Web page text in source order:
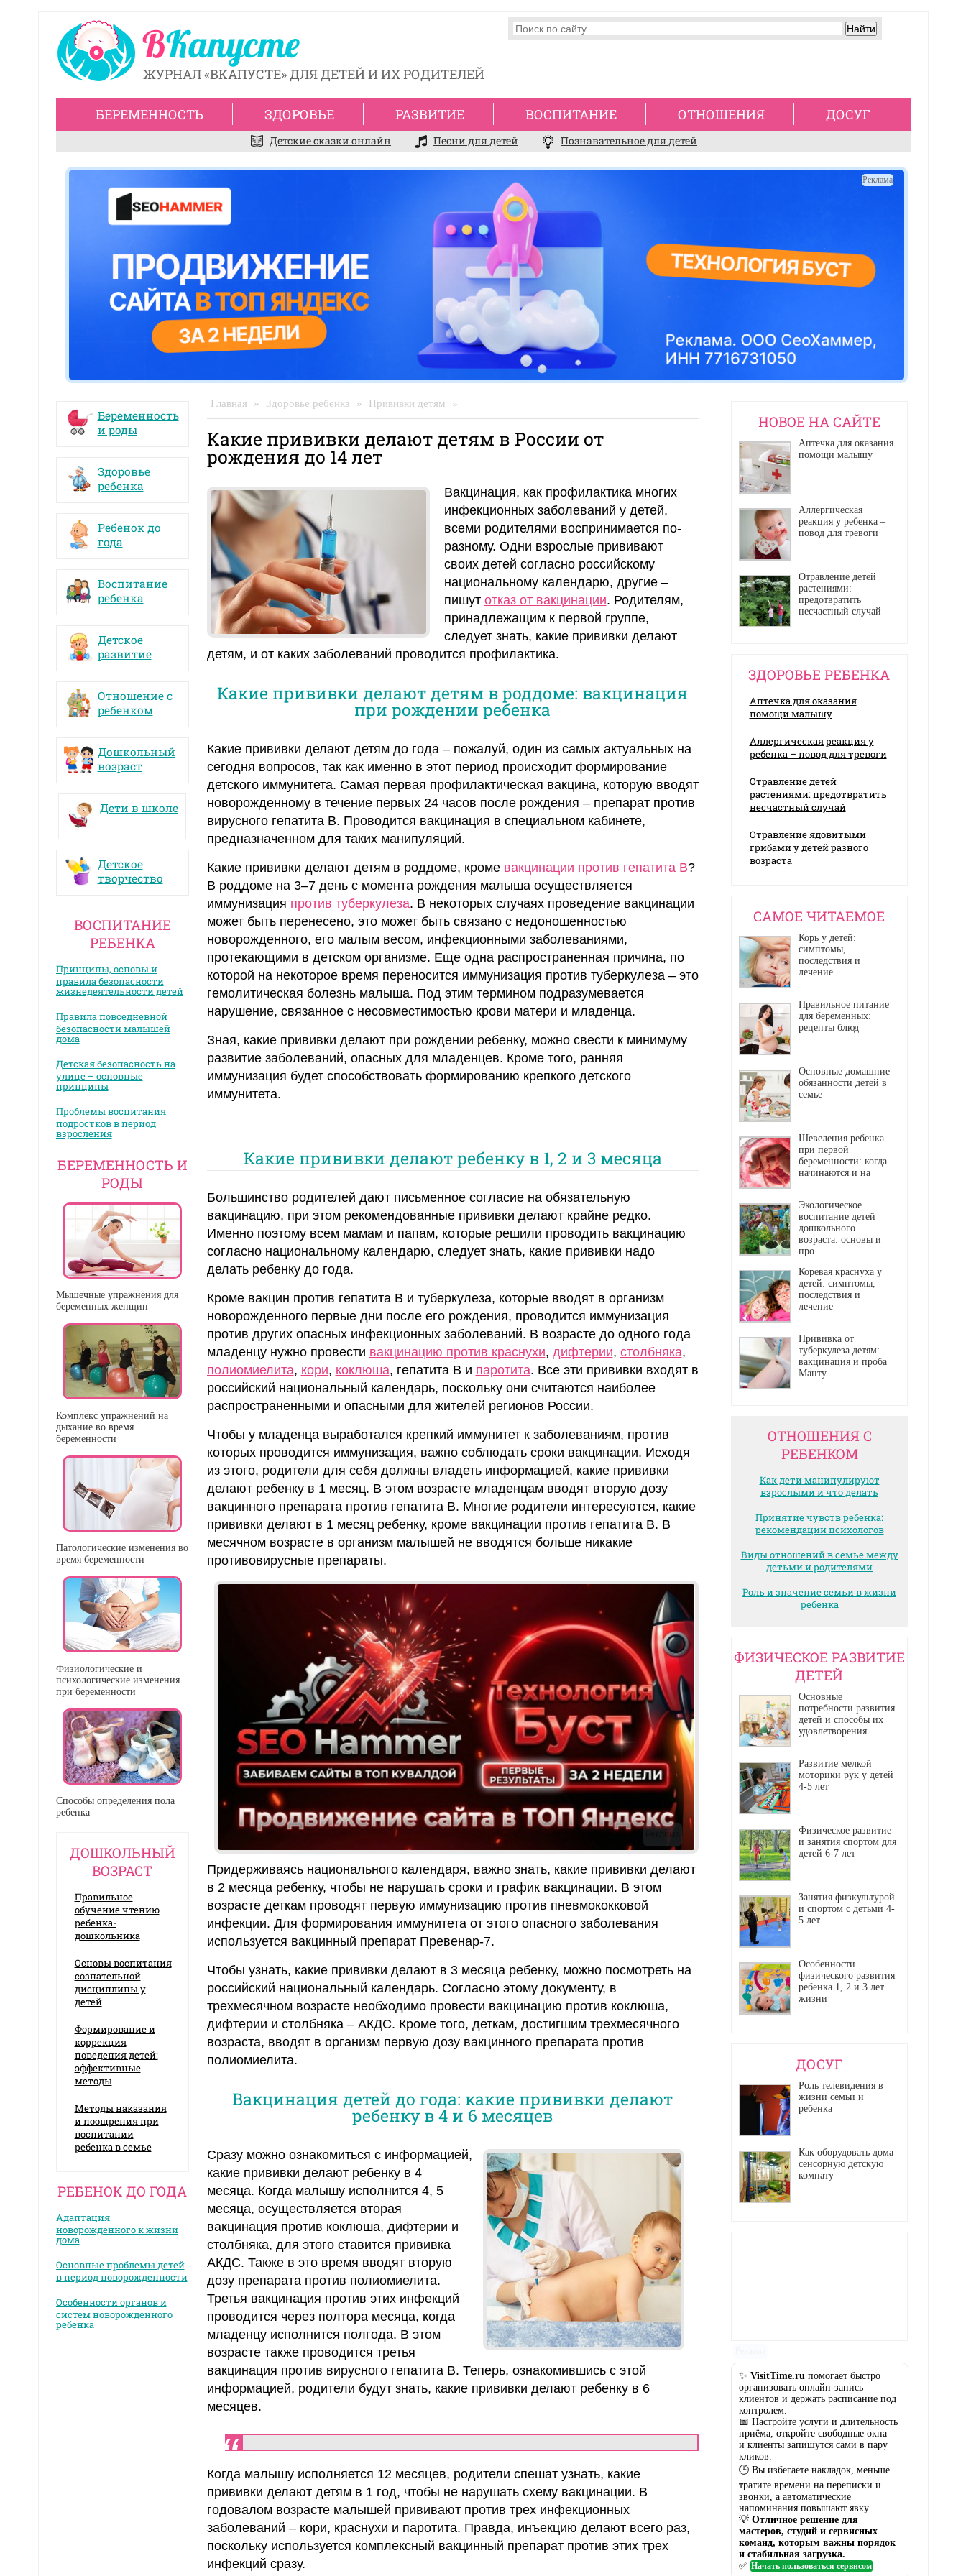
ЖУРНАЛ «ВКАПУСТЕ» ДЛЯ ДЕТЕЙ И ИХ РОДИТЕЛЕЙ
Реклама
Беременность
и роды
Здоровье
ребенка
Ребенок до
года
Воспитание
ребенка
Детское
развитие
Отношение с
ребенком
Дошкольный
возраст
Дети в школе
Детское
творчество
ВОСПИТАНИЕ
РЕБЕНКА
Принципы, основы и
правила безопасности
жизнедеятельности детей
Правила повседневной
безопасности малышей
дома
Детская безопасность на
улице – основные
принципы
Проблемы воспитания
подростков в период
взросления
БЕРЕМЕННОСТЬ И
РОДЫ
Мышечные упражнения для
беременных женщин
Комплекс упражнений на
дыхание во время
беременности
Патологические изменения во
время беременности
Физиологические и
психологические изменения
при беременности
Способы определения пола
ребенка
ДОШКОЛЬНЫЙ
ВОЗРАСТ
Правильное
обучение чтению
ребенка-
дошкольника
Основы воспитания
сознательной
дисциплины у
детей
Формирование и
коррекция
поведения детей:
эффективные
методы
Методы наказания
и поощрения при
воспитании
ребенка в семье
РЕБЕНОК ДО ГОДА
Адаптация
новорожденного к жизни
дома
Основные проблемы детей
в период новорожденности
Особенности органов и
систем новорожденного
ребенка
Главная » Здоровье ребенка » Прививки детям »
Какие прививки делают детям в России от
рождения до 14 лет
Вакцинация, как профилактика многих
инфекционных заболеваний у детей,
всеми родителями воспринимается по-
разному. Одни взрослые прививают
своих детей согласно российскому
национальному календарю, другие –
пишут отказ от вакцинации. Родителям,
принадлежащим к первой группе,
следует знать, какие прививки делают
детям, и от каких заболеваний проводится профилактика.
Какие прививки делают детям в роддоме: вакцинация
при рождении ребенка
Какие прививки делают детям до года – пожалуй, один из самых актуальных на
сегодня вопросов, так как именно в этот период происходит формирование
детского иммунитета. Самая первая профилактическая вакцина, которую вводят
новорожденному в течение первых 24 часов после рождения – препарат против
вирусного гепатита В. Проводится вакцинация в специальном кабинете,
предназначенном для таких манипуляций.
Какие прививки делают детям в роддоме, кроме вакцинации против гепатита В?
В роддоме на 3–7 день с момента рождения малыша осуществляется
иммунизация против туберкулеза. В некоторых случаях проведение вакцинации
может быть перенесено, это может быть связано с недоношенностью
новорожденного, его малым весом, инфекционными заболеваниями,
протекающими в детском организме. Еще одна распространенная причина, по
которой на некоторое время переносится иммунизация против туберкулеза – это
гемолитическая болезнь малыша. Под этим термином подразумевается
нарушение, связанное с несовместимостью крови матери и младенца.
Зная, какие прививки делают при рождении ребенку, можно свести к минимуму
развитие заболеваний, опасных для младенцев. Кроме того, ранняя
иммунизация будет способствовать формированию крепкого детского
иммунитета.
Какие прививки делают ребенку в 1, 2 и 3 месяца
Большинство родителей дают письменное согласие на обязательную
вакцинацию, при этом рекомендованные прививки делают крайне редко.
Именно поэтому всем мамам и папам, которые решили проводить вакцинацию
согласно национальному календарю, следует знать, какие прививки надо
делать ребенку до года.
Кроме вакцин против гепатита В и туберкулеза, которые вводят в организм
новорожденного первые дни после его рождения, проводится иммунизация
против других опасных инфекционных заболеваний. В возрасте до одного года
младенцу нужно провести вакцинацию против краснухи, дифтерии, столбняка,
полиомиелита, кори, коклюша, гепатита В и паротита. Все эти прививки входят в
российский национальный календарь, поскольку они считаются наиболее
распространенными и опасными для жителей регионов России.
Чтобы у младенца выработался крепкий иммунитет к заболеваниям, против
которых проводится иммунизация, важно соблюдать сроки вакцинации. Исходя
из этого, родители для себя должны владеть информацией, какие прививки
делают ребенку в 1 месяц. В этом возрасте младенцам вводят вторую дозу
вакцинного препарата против гепатита В. Многие родители интересуются, какие
прививки делают в 1 месяц ребенку, кроме вакцинации против гепатита В. В
месячном возрасте в организм малышей не вводятся больше никакие
противовирусные препараты.
Реклама
Придерживаясь национального календаря, важно знать, какие прививки делают
в 2 месяца ребенку, чтобы не нарушать сроки и график вакцинации. В этом
возрасте деткам проводят первую иммунизацию против пневмококковой
инфекции. Для формирования иммунитета от этого опасного заболевания
используется вакцинный препарат Превенар-7.
Чтобы узнать, какие прививки делают в 3 месяца ребенку, можно посмотреть на
российский национальный календарь. Согласно этому документу, в
трехмесячном возрасте необходимо провести вакцинацию против коклюша,
дифтерии и столбняка – АКДС. Кроме того, деткам, достигшим трехмесячного
возраста, вводят в организм первую дозу вакцинного препарата против
полиомиелита.
Вакцинация детей до года: какие прививки делают
ребенку в 4 и 6 месяцев
Сразу можно ознакомиться с информацией,
какие прививки делают ребенку в 4
месяца. Когда малышу исполнится 4, 5
месяца, осуществляется вторая
вакцинация против коклюша, дифтерии и
столбняка, для этого ставится прививка
АКДС. Также в это время вводят вторую
дозу препарата против полиомиелита.
Третья вакцинация против этих инфекций
проводится через полтора месяца, когда
младенцу исполнится полгода. В этом
возрасте также проводится третья
вакцинация против вирусного гепатита В. Теперь, ознакомившись с этой
информацией, родители будут знать, какие прививки делают ребенку в 6
месяцев.
Когда малышу исполняется 12 месяцев, родители спешат узнать, какие
прививки делают детям в 1 год, чтобы не нарушать схему вакцинации. В
годовалом возрасте малышей прививают против трех инфекционных
заболеваний – кори, краснухи и паротита. Правда, инъекцию делают всего раз,
поскольку используется комплексный вакцинный препарат против этих трех
инфекций сразу.
НОВОЕ НА САЙТЕ
Аптечка для оказания
помощи малышу
Аллергическая
реакция у ребенка –
повод для тревоги
Отравление детей
растениями:
предотвратить
несчастный случай
ЗДОРОВЬЕ РЕБЕНКА
Аптечка для оказания
помощи малышу
Аллергическая реакция у
ребенка – повод для тревоги
Отравление детей
растениями: предотвратить
несчастный случай
Отравление ядовитыми
грибами у детей разного
возраста
CАМОЕ ЧИТАЕМОЕ
Корь у детей:
симптомы,
последствия и
лечение
Правильное питание
для беременных:
рецепты блюд
Основные домашние
обязанности детей в
семье
Шевеления ребенка
при первой
беременности: когда
начинаются и на
Экологическое
воспитание детей
дошкольного
возраста: основы и
про
Коревая краснуха у
детей: симптомы,
последствия и
лечение
Прививка от
туберкулеза детям:
вакцинация и проба
Манту
ОТНОШЕНИЯ С
РЕБЕНКОМ
Как дети манипулируют
взрослыми и что делать
Принятие чувств ребенка:
рекомендации психологов
Виды отношений в семье между
детьми и родителями
Роль и значение семьи в жизни
ребенка
ФИЗИЧЕСКОЕ РАЗВИТИЕ
ДЕТЕЙ
Основные
потребности развития
детей и способы их
удовлетворения
Развитие мелкой
моторики рук у детей
4-5 лет
Физическое развитие
и занятия спортом для
детей 6-7 лет
Занятия физкультурой
и спортом с детьми 4-
5 лет
Особенности
физического развития
ребенка 1, 2 и 3 лет
жизни
ДОСУГ
Роль телевидения в
жизни семьи и
ребенка
Как оборудовать дома
сенсорную детскую
комнату
✨ VisitTime.ru помогает быстро
организовать онлайн-запись
клиентов и держать расписание под
контролем.
📅 Настройте услуги и длительность
приёма, откройте свободные окна —
и клиенты запишутся сами в пару
кликов.
🕒 Вы избегаете накладок, меньше
тратите времени на переписки и
звонки, а автоматические
напоминания повышают явку.
💡 Отличное решение для
мастеров, студий и сервисных
команд, которым важны порядок
и стабильная загрузка.
✅ Начать пользоваться сервисом
БЕРЕМЕННОСТЬ ЗДОРОВЬЕ РАЗВИТИЕ ВОСПИТАНИЕ ОТНОШЕНИЯ ДОСУГ
Детские сказки онлайн Песни для детей Познавательное для детей